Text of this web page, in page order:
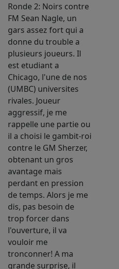
Ronde 2: Noirs contre
FM Sean Nagle, un
gars assez fort qui a
donne du trouble a
plusieurs joueurs. Il
est etudiant a
Chicago, l'une de nos
(UMBC) universites
rivales. Joueur
aggressif, je me
rappelle une partie ou
il a choisi le gambit-roi
contre le GM Sherzer,
obtenant un gros
avantage mais
perdant en pression
de temps. Alors je me
dis, pas besoin de
trop forcer dans
l'ouverture, il va
vouloir me
tronconner! A ma
grande surprise, il